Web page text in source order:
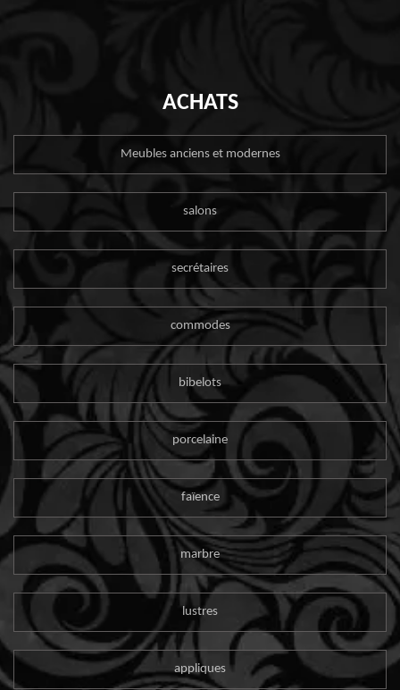
ACHATS
Meubles anciens et modernes
salons
secrétaires
commodes
bibelots
porcelaine
faïence
marbre
lustres
appliques